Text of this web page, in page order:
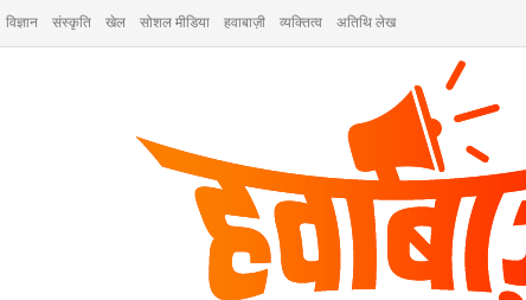
विज्ञान संस्कृति खेल सोशल मीडिया हवाबाज़ी व्यक्तित्व अतिथि लेख